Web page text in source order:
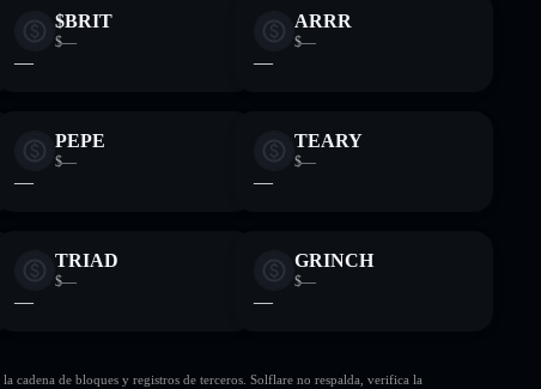
$BRIT
$—
—
ARRR
$—
—
PEPE
$—
—
TEARY
$—
—
TRIAD
$—
—
GRINCH
$—
—
cadena de bloques y registros de terceros. Solflare no respalda, verifica la